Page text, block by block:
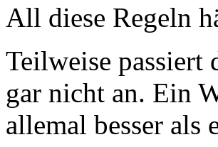
All diese Regeln
Teilweise passiert
gar nicht an. Ein
allemal besser